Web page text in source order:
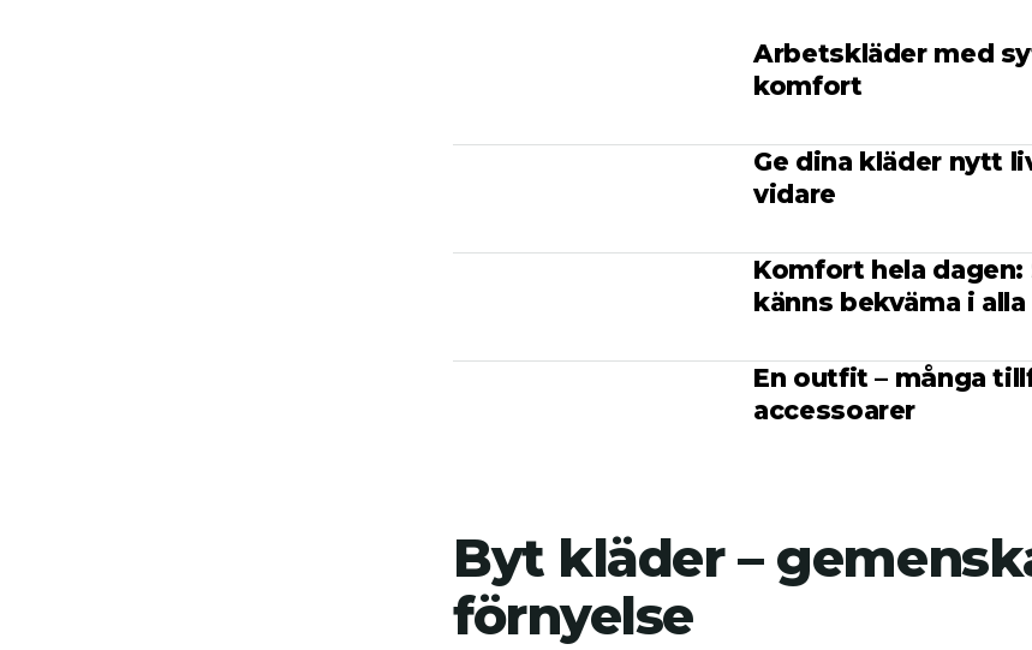
Arbetskläder med
komfort
Ge dina kläder nytt
vidare
Komfort hela dagen:
känns bekväma i
En outfit – många
accessoarer
Byt kläder –
förnyelse